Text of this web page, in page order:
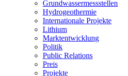
Grundwassermessstellen
Hydrogeothermie
Internationale Projekte
Lithium
Marktentwicklung
Politik
Public Relations
Preis
Projekte